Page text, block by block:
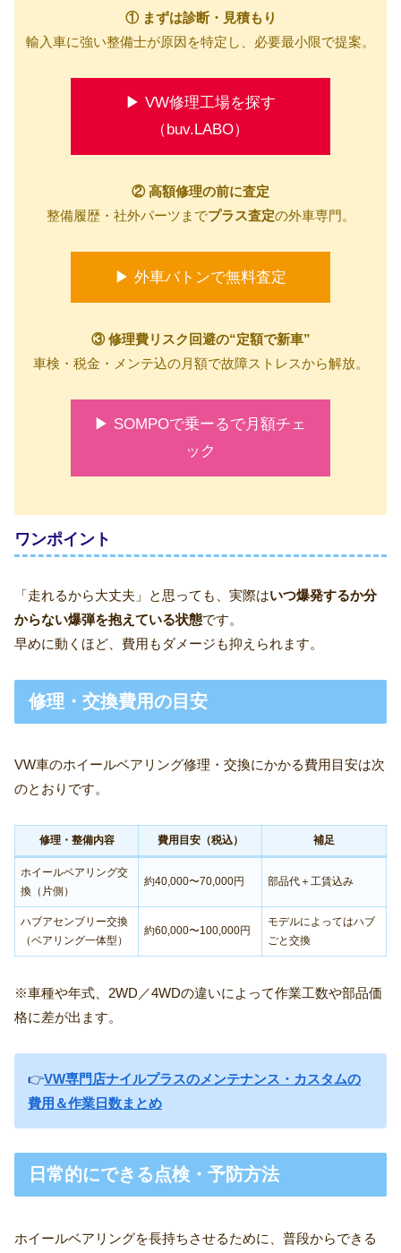
① まずは診断・見積もり
輸入車に強い整備士が原因を特定し、必要最小限で提案。
▶ VW修理工場を探す
（buv.LABO）
② 高額修理の前に査定
整備履歴・社外パーツまでプラス査定の外車専門。
▶ 外車バトンで無料査定
③ 修理費リスク回避の“定額で新車”
車検・税金・メンテ込の月額で故障ストレスから解放。
▶ SOMPOで乗ーるで月額チェ
ック
ワンポイント
「走れるから大丈夫」と思っても、実際はいつ爆発するか分
からない爆弾を抱えている状態です。
早めに動くほど、費用もダメージも抑えられます。
修理・交換費用の目安
VW車のホイールベアリング修理・交換にかかる費用目安は次
のとおりです。
修理・整備内容 費用目安（税込） 補足
ホイールベアリング交
換（片側）
約40,000〜70,000円 部品代＋工賃込み
ハブアセンブリー交換
（ベアリング一体型）
約60,000〜100,000円
モデルによってはハブ
ごと交換
※車種や年式、2WD／4WDの違いによって作業工数や部品価
格に差が出ます。
👉VW専門店ナイルプラスのメンテナンス・カスタムの
費用＆作業日数まとめ
日常的にできる点検・予防方法
ホイールベアリングを長持ちさせるために、普段からできる